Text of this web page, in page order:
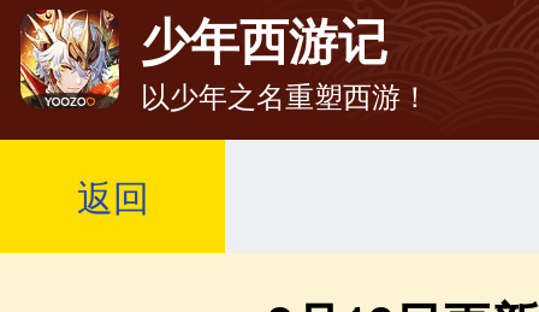
少年西游记
以少年之名重塑西游！
返回